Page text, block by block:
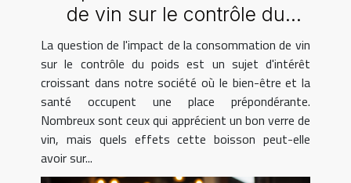
de vin sur le contrôle du
poids
La question de l'impact de la consommation de vin
sur le contrôle du poids est un sujet d'intérêt
croissant dans notre société où le bien-être et la
santé occupent une place prépondérante.
Nombreux sont ceux qui apprécient un bon verre de
vin, mais quels effets cette boisson peut-elle
avoir sur...